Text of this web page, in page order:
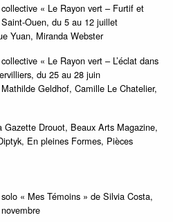
« Le Rayon vert – Furtif et
Ouen, du 5 au 12 juillet
Yuan, Miranda Webster
« Le Rayon vert – L’éclat dans
du 25 au 28 juin
Geldhof, Camille Le Chatelier,
Drouot, Beaux Arts Magazine,
En pleines Formes, Pièces
« Mes Témoins » de Silvia Costa,